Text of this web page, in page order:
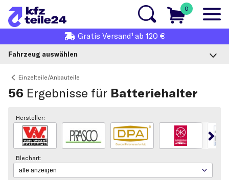
0
Gratis Versand1 ab 120 €
Fahrzeug auswählen
Einzelteile/Anbauteile
56 Ergebnisse für Batteriehalter
Hersteller:
Blechart: